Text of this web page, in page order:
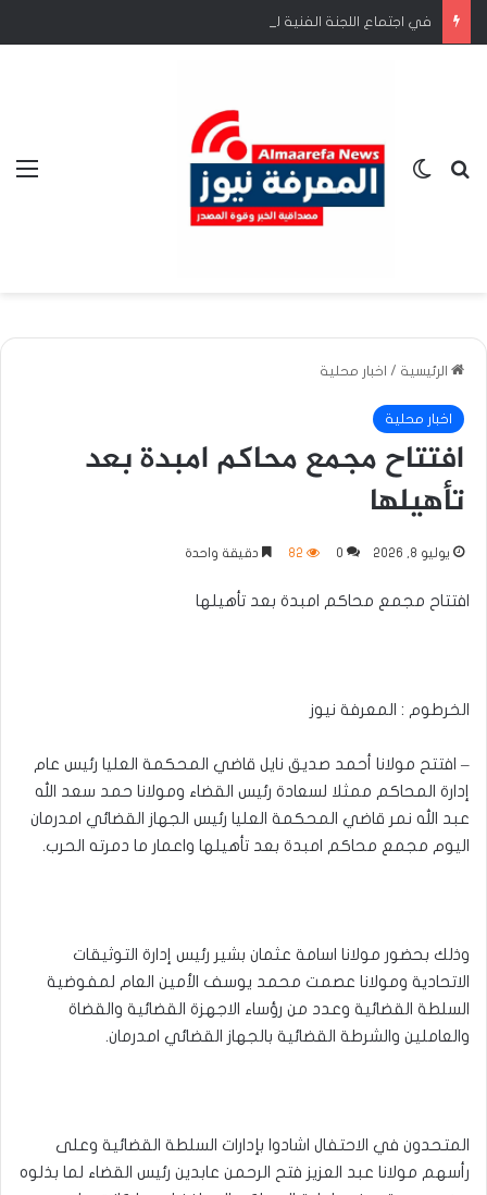
بحث عنالوضع المظلم
الرئيسية / اخبار محلية
اخبار محلية
افتتاح مجمع محاكم امبدة بعد
تأهيلها
يوليو 8, 2026 0
82 دقيقة واحدة
افتتاح مجمع محاكم امبدة بعد تأهيلها
الخرطوم : المعرفة نيوز
– افتتح مولانا أحمد صديق نايل قاضي المحكمة العليا رئيس عام
إدارة المحاكم ممثلا لسعادة رئيس القضاء ومولانا حمد سعد الله
عبد الله نمر قاضي المحكمة العليا رئيس الجهاز القضائي امدرمان
اليوم مجمع محاكم امبدة بعد تأهيلها واعمار ما دمرته الحرب.
وذلك بحضور مولانا اسامة عثمان بشير رئيس إدارة التوثيقات
الاتحادية ومولانا عصمت محمد يوسف الأمين العام لمفوضية
السلطة القضائية وعدد من رؤساء الاجهزة القضائية والقضاة
والعاملين والشرطة القضائية بالجهاز القضائي امدرمان.
المتحدون في الاحتفال اشادوا بإدارات السلطة القضائية وعلى
رأسهم مولانا عبد العزيز فتح الرحمن عابدين رئيس القضاء لما بذلوه